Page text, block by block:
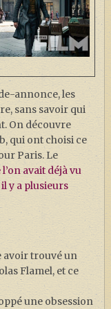
annonce, les
sans savoir qui
On découvre
qui ont choisi ce
Paris. Le
avait déjà vu
y a plusieurs
avoir trouvé un
Flamel, et ce
une obsession